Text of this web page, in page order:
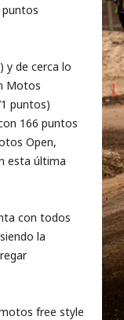
puntos
y de cerca lo
Motos
puntos)
166 puntos
Open,
esta última
con todos
la
free style